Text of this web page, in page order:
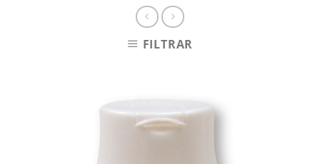
FILTRAR